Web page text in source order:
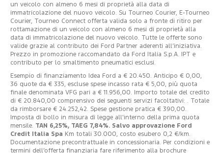
un veicolo con almeno 6 mesi di proprietà alla data di
immatricolazione del nuovo veicolo. Su Tourneo Courier, E-Tourneo
Courier, Tourneo Connect offerta valida solo a fronte di ritiro per
rottamazione di un veicolo con almeno 6 mesi di proprietà alla
data di immatricolazione del nuovo veicolo. Tutte le offerte sono
valide grazie al contributo dei Ford Partner aderenti all’iniziativa.
Prezzo in promozione raccomandato da Ford Italia S.p.A. IPT e
contributo per lo smaltimento pneumatici esclusi.
Esempio di finanziamento Idea Ford a € 20.450. Anticipo € 0,00,
36 quote da € 335, escluse spese incasso rata € 5,00, più quota
finale denominata VFG pari a € 11.956,00. Importo totale del credito
di € 20.840,00 comprensivo dei seguenti servizi facoltativi: . Totale
da rimborsare € 24.252,42. Spese gestione pratica € 390,00.
Imposta di bollo in misura di legge all'interno della prima quota
mensile. TAN 6,25%, TAEG 7,84%. Salvo approvazione Ford
Credit Italia Spa Km totali 30.000, costo esubero 0,2 €/km.
Documentazione precontrattuale in concessionaria. Per condizioni e
termini dell’offerta finanziaria fare riferimento alla brochure